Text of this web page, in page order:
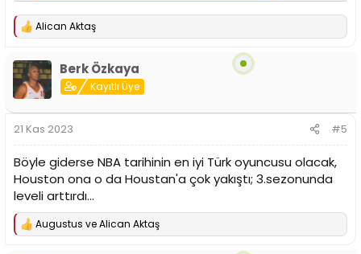
T
k
i
l
:
Alican Aktaş
Berk Özkaya
Kayıtlı Üye
21 Kas 2023 #5
Böyle giderse NBA tarihinin en iyi Türk oyuncusu olacak,
Houston ona o da Houstan'a çok yakıştı; 3.sezonunda
leveli arttırdı...
T
Augustus veAlican Aktaş